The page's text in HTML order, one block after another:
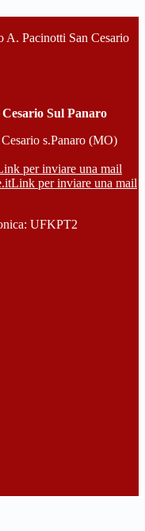
A. Pacinotti San Cesario
Sul Panaro
s.Panaro (MO)
per inviare una mail
Link per inviare una mail
UFKPT2